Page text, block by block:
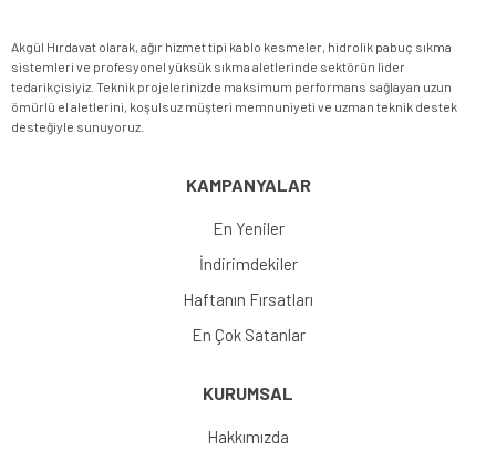
Akgül Hırdavat olarak, ağır hizmet tipi kablo kesmeler, hidrolik pabuç sıkma
sistemleri ve profesyonel yüksük sıkma aletlerinde sektörün lider
tedarikçisiyiz. Teknik projelerinizde maksimum performans sağlayan uzun
ömürlü el aletlerini, koşulsuz müşteri memnuniyeti ve uzman teknik destek
desteğiyle sunuyoruz.
KAMPANYALAR
En Yeniler
İndirimdekiler
Haftanın Fırsatları
En Çok Satanlar
KURUMSAL
Hakkımızda